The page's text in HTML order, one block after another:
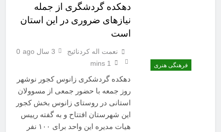
فرهنگی هنری
دهکده گردشگری از جمله
نیازهای ضروری در این استان
است
نعمت اله کردنائیج 3 سال ago
0
1 mins
دهکده گردشکری زانوس کجور نوشهر
روز جمعه با حضور جمعی از مسوولان
استانی در روستای زانوس بخش کجور
این شهرستان افتتاح و به گفته رییس
هیات مدیره این واحد برای ۱۰۰ نفر